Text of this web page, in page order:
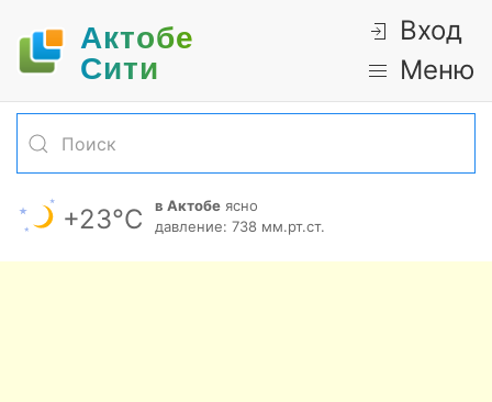
Актобе
Cити
Вход
Меню
+23°С в Актобе ясно
давление: 738 мм.рт.ст.